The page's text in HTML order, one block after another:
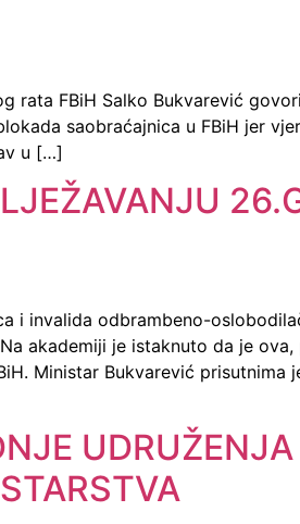
FBiH Salko Bukvarević
saobraćajnica u FBiH jer
u […]
i invalida odbrambeno-
akademiji je istaknuto da je
Ministar Bukvarević prisutnima